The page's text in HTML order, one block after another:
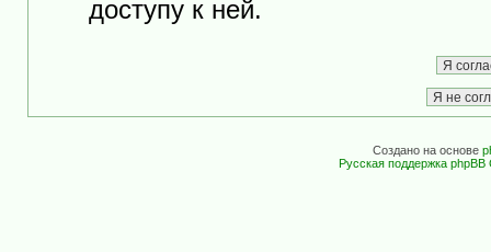
доступу к ней.
Создано на основе
Русская поддержка phpBB